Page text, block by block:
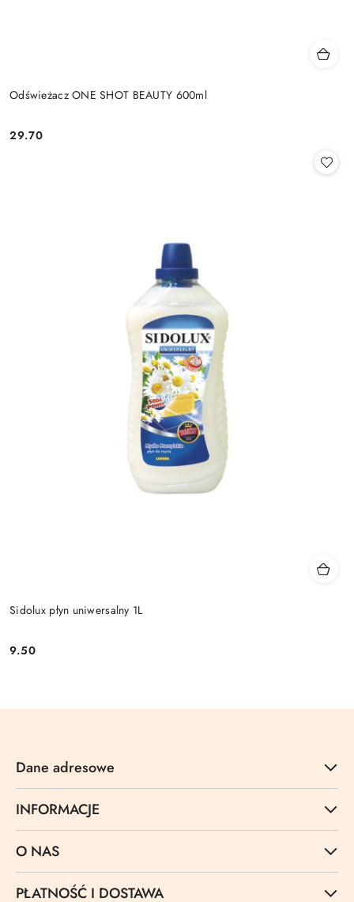
Odświeżacz ONE SHOT BEAUTY 600ml
Cena:
29.70
Sidolux płyn uniwersalny 1L
Cena:
9.50
Dane adresowe
INFORMACJE
O NAS
PŁATNOŚĆ I DOSTAWA